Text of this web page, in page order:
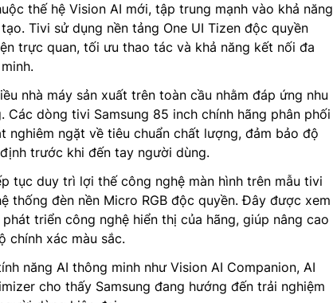
thế hệ Vision AI mới, tập trung mạnh vào khả năng
Tivi sử dụng nền tảng One UI Tizen độc quyền
trực quan, tối ưu thao tác và khả năng kết nối đa
nhà máy sản xuất trên toàn cầu nhằm đáp ứng nhu
dòng tivi Samsung 85 inch chính hãng phân phối
nghiêm ngặt về tiêu chuẩn chất lượng, đảm bảo độ
trước khi đến tay người dùng.
tục duy trì lợi thế công nghệ màn hình trên mẫu tivi
thống đèn nền Micro RGB độc quyền. Đây được xem
triển công nghệ hiển thị của hãng, giúp nâng cao
chính xác màu sắc.
năng AI thông minh như Vision AI Companion, AI
cho thấy Samsung đang hướng đến trải nghiệm